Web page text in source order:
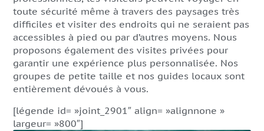
toute sécurité même à travers des paysages très
difficiles et visiter des endroits qui ne seraient pas
accessibles à pied ou par d’autres moyens. Nous
proposons également des visites privées pour
garantir une expérience plus personnalisée. Nos
groupes de petite taille et nos guides locaux sont
entièrement dévoués à vous.
[légende id= »joint_2901″ align= »alignnone »
largeur= »800″]